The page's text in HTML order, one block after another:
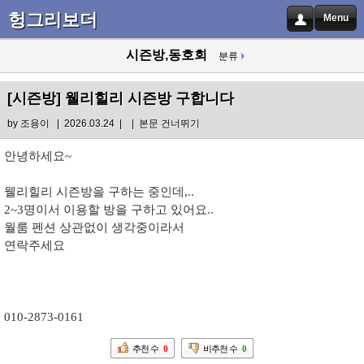
헝그리보더 Menu
시즌방,동호회 분류
[시즌방] 웰리힐리 시즌방 구합니다
by 조용이 | 2026.03.24 | | 본문 건너뛰기
안녕하세요~
웰리힐리 시즌방을 구하는 중인데,..
2~3명이서 이용할 방을 구하고 있어요..
월룸 펜션 상관없이 생각중이라서
연락주세요
010-2873-0161
추천 수 0 비추천 수 0